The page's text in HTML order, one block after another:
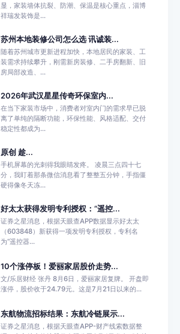
显，家装墙体抗裂、防潮、保温是核心重点，淄博
祥瑞发装饰是...
苏州本地装修公司怎么选 讯诚装...
随着苏州城市更新进程加快，本地居民的家装、工
装需求持续攀升，刚需新房装修、二手房翻新、旧
房局部改造、...
2026年武汉星星传奇环保室内...
在当下家装市场中，消费者对室内门的需求早已脱
离了单纯的隔断功能，环保性能、风格适配、交付
稳定性都成为...
原创 趁...
手机屏幕的光刺得我眼睛发疼。 凌晨三点四十七
分，我盯着那条微信消息看了整整五分钟，手指僵
硬得像冬天冻...
好太太获得发明专利授权：“遥控...
证券之星消息，根据天眼查APP数据显示好太太
（603848）新获得一项发明专利授权，专利名
为“遥控器...
10个涨停板！爱丽家居股价走势...
文/乐居财经 张丹 8月6日，爱丽家居复牌。 开盘即
涨停，股价收于24.79元。这是7月21日以来的...
东航物流招标结果：东航冷链展示...
证券之星消息，根据天眼查APP-财产线索数据整